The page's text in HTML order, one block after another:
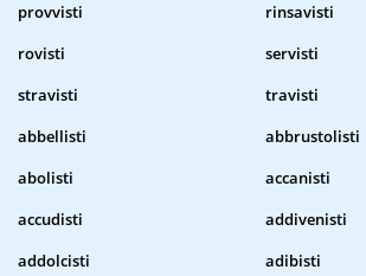
provvisti
rinsavisti
rovisti
servisti
stravisti
travisti
abbellisti
abbrustolisti
abolisti
accanisti
accudisti
addivenisti
addolcisti
adibisti